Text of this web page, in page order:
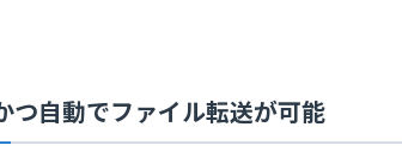
つ自動でファイル転送が可能